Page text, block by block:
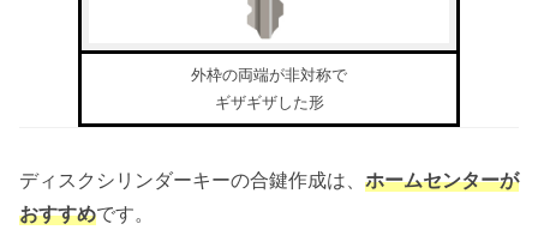
外枠の両端が非対称で
ギザギザした形
ディスクシリンダーキーの合鍵作成は、 ホームセンターが
おすすめです。